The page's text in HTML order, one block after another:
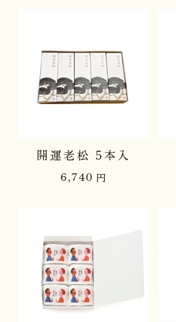
開運老松 5本入
6,740 円